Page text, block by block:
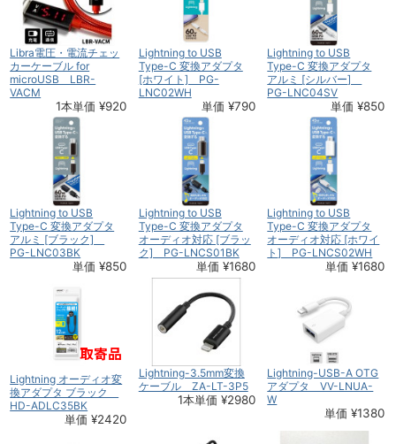
Libra電圧・電流チェッ
カーケーブル for
microUSB LBR-
VACM
1本単価 ¥920
Lightning to USB
Type-C 変換アダプタ
[ホワイト] PG-
LNC02WH
単価 ¥790
Lightning to USB
Type-C 変換アダプタ
アルミ [シルバー]
PG-LNC04SV
単価 ¥850
Lightning to USB
Type-C 変換アダプタ
アルミ [ブラック]
PG-LNC03BK
単価 ¥850
Lightning to USB
Type-C 変換アダプタ
オーディオ対応 [ブラッ
ク] PG-LNCS01BK
単価 ¥1680
Lightning to USB
Type-C 変換アダプタ
オーディオ対応 [ホワイ
ト] PG-LNCS02WH
単価 ¥1680
Lightning オーディオ変
換アダプタ ブラック
HD-ADLC35BK
単価 ¥2420
Lightning-3.5mm変換
ケーブル ZA-LT-3P5
1本単価 ¥2980
Lightning-USB-A OTG
アダプタ VV-LNUA-
W
単価 ¥1380